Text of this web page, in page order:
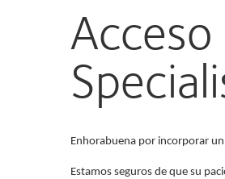
Enhorabuena por incorporar
Estamos seguros de que su